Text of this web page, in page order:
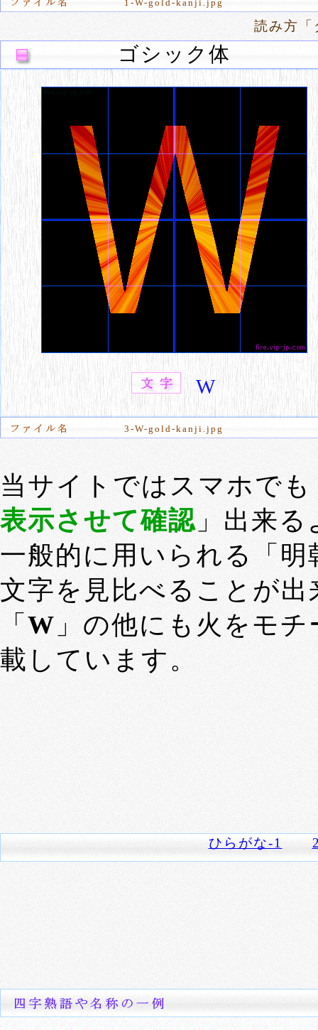
1-W-gold-kanji.jpg
読み方「
ゴシック体
W
3-W-gold-kanji.jpg
当サイトではスマホでも
表示させて確認 」出来
一般的に用いられる「
文字を見比べることが出
「 W 」の他にも火をモ
載しています。
ひらがな-1